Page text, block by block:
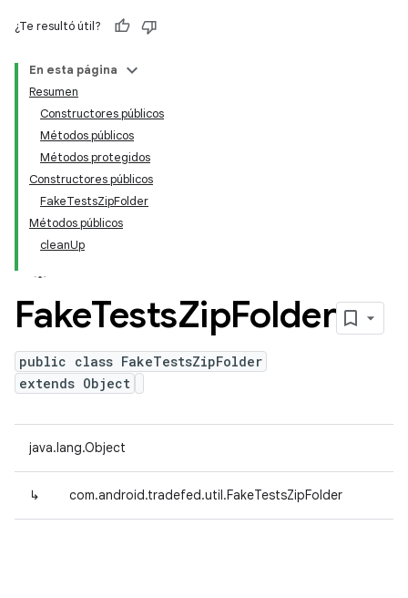
¿Te resultó útil?
En esta página
Resumen
Constructores públicos
Métodos públicos
Métodos protegidos
Constructores públicos
FakeTestsZipFolder
Métodos públicos
cleanUp
FakeTestsZipFolder
public class FakeTestsZipFolder
extends Object
java.lang.Object
↳ com.android.tradefed.util.FakeTestsZipFolder